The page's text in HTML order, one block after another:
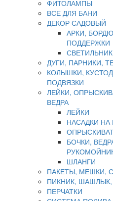
ФИТОЛАМПЫ
ВСЕ ДЛЯ БАНИ
ДЕКОР САДОВЫЙ
АРКИ,
ПОДДЕРЖКИ
ДУГИ, ПАРНИКИ,
КОЛЫШКИ,
ПОДВЯЗКИ
ЛЕЙКИ,
ВЕДРА
ЛЕЙКИ
НАСАДКИ НА
БОЧКИ,
ШЛАНГИ
ПАКЕТЫ, МЕШКИ,
ПИКНИК,
ПЕРЧАТКИ